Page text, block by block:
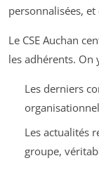
personnalisées,
Le CSE Auchan
les adhérents. On
Les derniers
Les actualités
groupe,